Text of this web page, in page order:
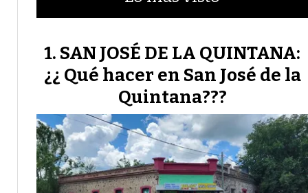
SAN JOSÉ DE LA QUINTANA:
¿¿ Qué hacer en San José de la
Quintana???